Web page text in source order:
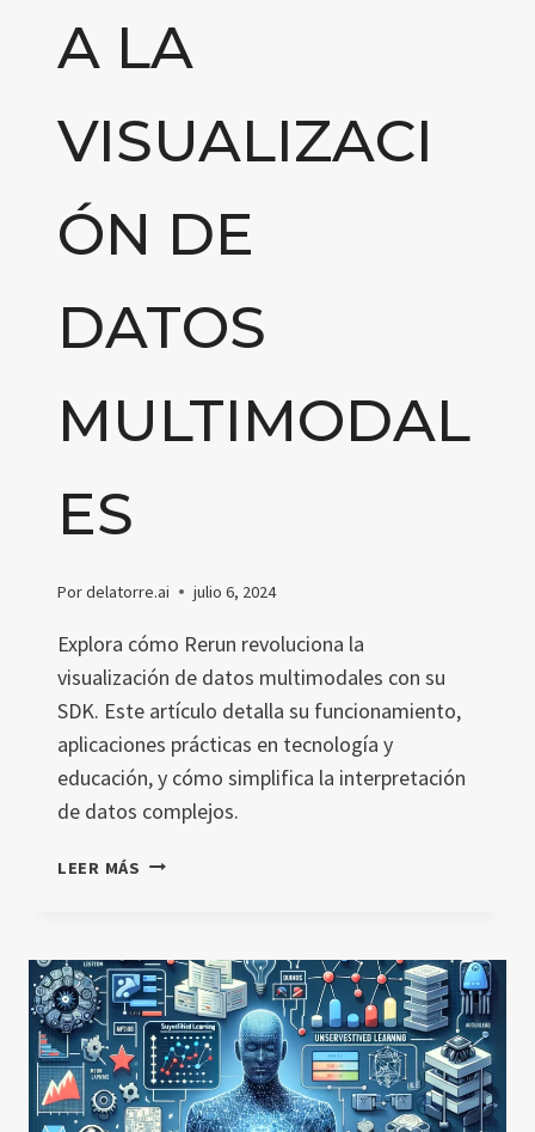
A LA
VISUALIZACI
ÓN DE
DATOS
MULTIMODAL
ES
Pordelatorre.ai julio 6, 2024
Explora cómo Rerun revoluciona la
visualización de datos multimodales con su
SDK. Este artículo detalla su funcionamiento,
aplicaciones prácticas en tecnología y
educación, y cómo simplifica la interpretación
de datos complejos.
LEER MÁS CÓMO
VISUALIZACIÓN
DE
DATOS
MULTIMODALES